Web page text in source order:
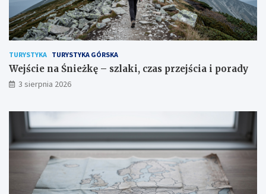
TURYSTYKA TURYSTYKA GÓRSKA
Wejście na Śnieżkę – szlaki, czas przejścia i porady
3 sierpnia 2026